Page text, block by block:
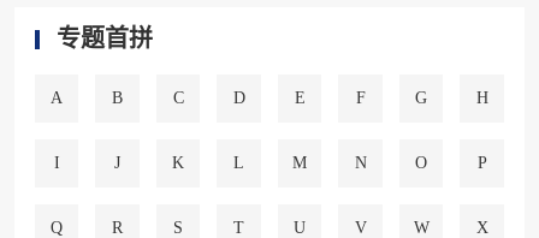
专题首拼
A B C D E F G H
I J K L M N O P
Q R S T U V W X